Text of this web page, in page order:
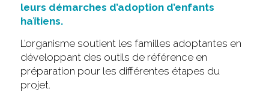
leurs démarches d’adoption d’enfants
haïtiens.
L’organisme soutient les familles adoptantes en
développant des outils de référence en
préparation pour les différentes étapes du
projet.